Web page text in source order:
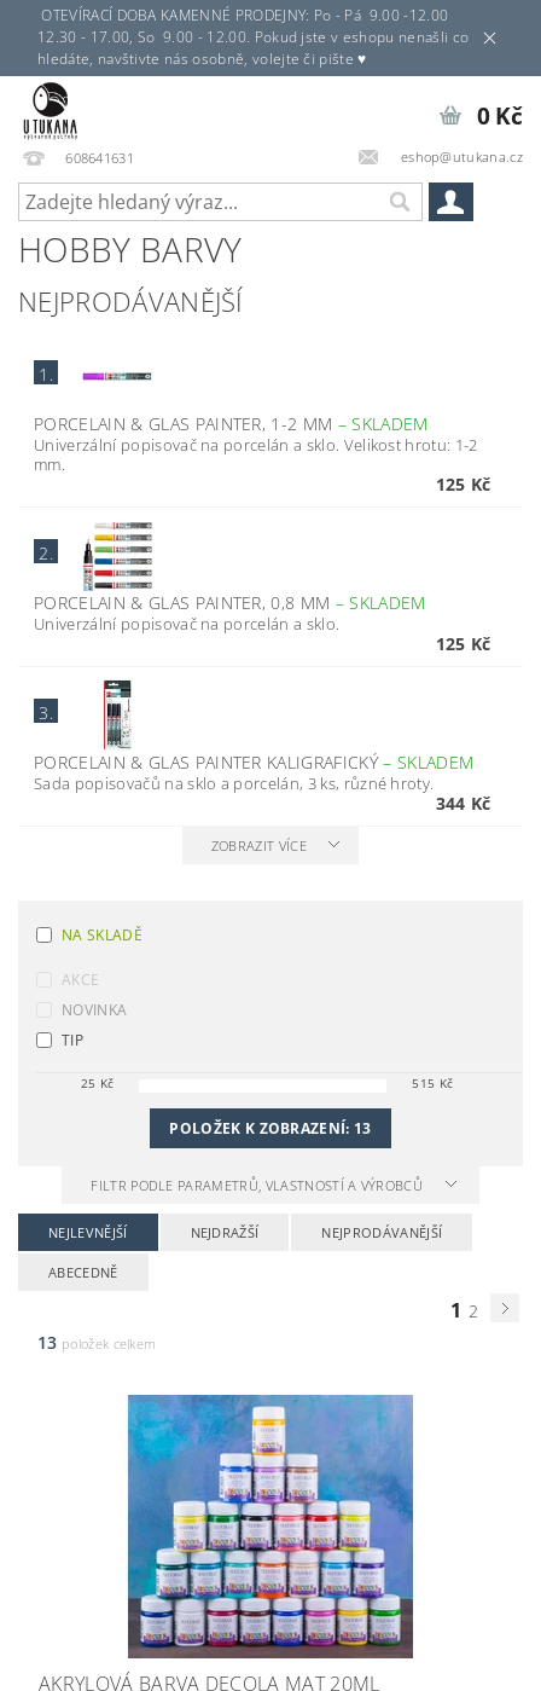
OTEVÍRACÍ DOBA KAMENNÉ PRODEJNY: Po - Pá 9.00 -12.00
12.30 - 17.00, So 9.00 - 12.00. Pokud jste v eshopu nenašli co
hledáte, navštivte nás osobně, volejte či pište ♥
608641631 eshop@utukana.cz
0 Kč
HOBBY BARVY
NEJPRODÁVANĚJŠÍ
1.
PORCELAIN & GLAS PAINTER, 1-2 MM – SKLADEM
Univerzální popisovač na porcelán a sklo. Velikost hrotu: 1-2
mm.
125 Kč
2.
PORCELAIN & GLAS PAINTER, 0,8 MM – SKLADEM
Univerzální popisovač na porcelán a sklo.
125 Kč
3.
PORCELAIN & GLAS PAINTER KALIGRAFICKÝ– SKLADEM
Sada popisovačů na sklo a porcelán, 3 ks, různé hroty.
344 Kč
ZOBRAZIT VÍCE
NA SKLADĚ
AKCE
NOVINKA
TIP
25 Kč 515 Kč
POLOŽEK K ZOBRAZENÍ: 13
FILTR PODLE PARAMETRŮ, VLASTNOSTÍ A VÝROBCŮ
NEJLEVNĚJŠÍ NEJDRAŽŠÍ NEJPRODÁVANĚJŠÍ
ABECEDNĚ
1 2
13 položek celkem
AKRYLOVÁ BARVA DECOLA MAT 20ML